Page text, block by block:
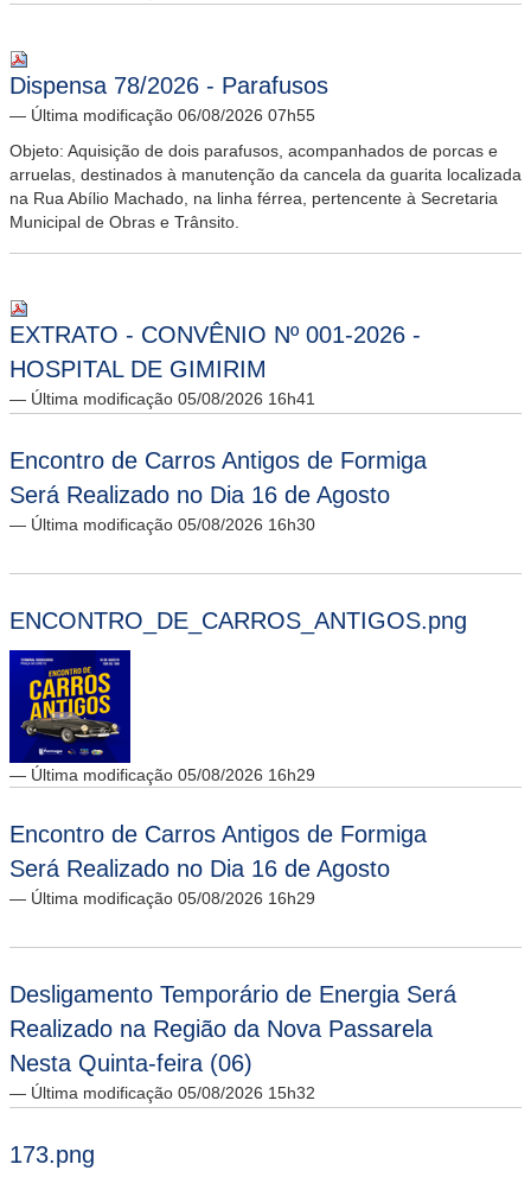
Dispensa 78/2026 - Parafusos
— Última modificação 06/08/2026 07h55
Objeto: Aquisição de dois parafusos, acompanhados de porcas e
arruelas, destinados à manutenção da cancela da guarita localizada
na Rua Abílio Machado, na linha férrea, pertencente à Secretaria
Municipal de Obras e Trânsito.
EXTRATO - CONVÊNIO Nº 001-2026 -
HOSPITAL DE GIMIRIM
— Última modificação 05/08/2026 16h41
Encontro de Carros Antigos de Formiga
Será Realizado no Dia 16 de Agosto
— Última modificação 05/08/2026 16h30
ENCONTRO_DE_CARROS_ANTIGOS.png
— Última modificação 05/08/2026 16h29
Encontro de Carros Antigos de Formiga
Será Realizado no Dia 16 de Agosto
— Última modificação 05/08/2026 16h29
Desligamento Temporário de Energia Será
Realizado na Região da Nova Passarela
Nesta Quinta-feira (06)
— Última modificação 05/08/2026 15h32
173.png